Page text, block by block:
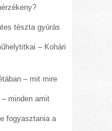
tészta gyúrás
– Kohári
– mit mire
minden amit
fogyasztania a